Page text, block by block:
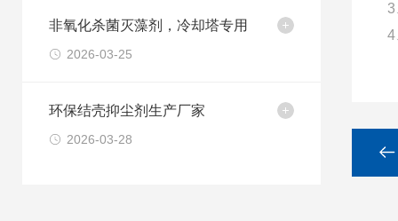
非氧化杀菌灭藻剂，冷却塔专用
2026-03-25
环保结壳抑尘剂生产厂家
2026-03-28
3
4